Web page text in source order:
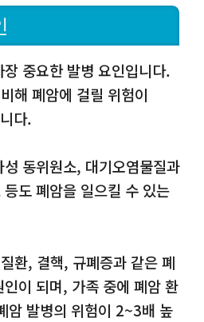
중요한 발병 요인입니다.
해 폐암에 걸릴 위험이
다.
동위원소, 대기오염물질과
도 폐암을 일으킬 수 있는
환, 결핵, 규폐증과 같은 폐
이 되며, 가족 중에 폐암 환
암 발병의 위험이 2~3배 높